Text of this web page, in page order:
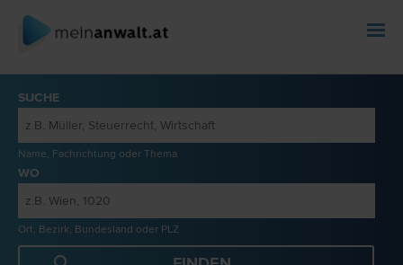
SUCHE
Name, Fachrichtung oder Thema
WO
Ort, Bezirk, Bundesland oder PLZ